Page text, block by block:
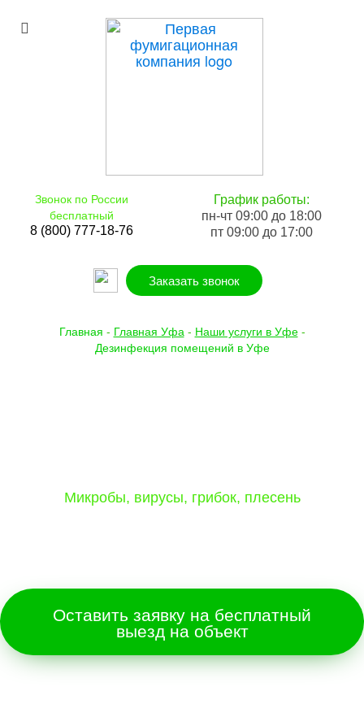
Звонок по России
бесплатный
8 (800) 777-18-76
График работы:
пн-чт 09:00 до 18:00
пт 09:00 до 17:00
Заказать звонок
Главная - Главная Уфа- Наши услуги в Уфе-
Дезинфекция помещений в Уфе
Микробы, вирусы, грибок, плесень
Оставить заявку на бесплатный
выезд на объект